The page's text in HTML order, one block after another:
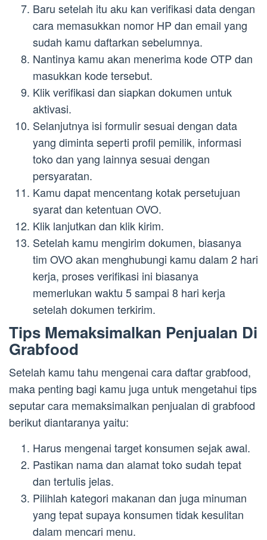
Baru setelah itu aku kan verifikasi data dengan
cara memasukkan nomor HP dan email yang
sudah kamu daftarkan sebelumnya.
Nantinya kamu akan menerima kode OTP dan
masukkan kode tersebut.
Klik verifikasi dan siapkan dokumen untuk
aktivasi.
Selanjutnya isi formulir sesuai dengan data
yang diminta seperti profil pemilik, informasi
toko dan yang lainnya sesuai dengan
persyaratan.
Kamu dapat mencentang kotak persetujuan
syarat dan ketentuan OVO.
Klik lanjutkan dan klik kirim.
Setelah kamu mengirim dokumen, biasanya
tim OVO akan menghubungi kamu dalam 2 hari
kerja, proses verifikasi ini biasanya
memerlukan waktu 5 sampai 8 hari kerja
setelah dokumen terkirim.
Tips Memaksimalkan Penjualan Di
Grabfood
Setelah kamu tahu mengenai cara daftar grabfood,
maka penting bagi kamu juga untuk mengetahui tips
seputar cara memaksimalkan penjualan di grabfood
berikut diantaranya yaitu:
Harus mengenai target konsumen sejak awal.
Pastikan nama dan alamat toko sudah tepat
dan tertulis jelas.
Pilihlah kategori makanan dan juga minuman
yang tepat supaya konsumen tidak kesulitan
dalam mencari menu.